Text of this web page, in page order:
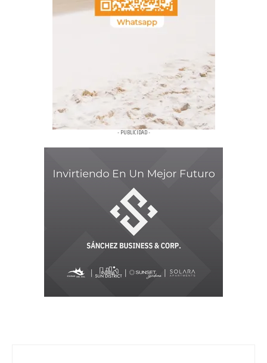
- PUBLICIDAD -